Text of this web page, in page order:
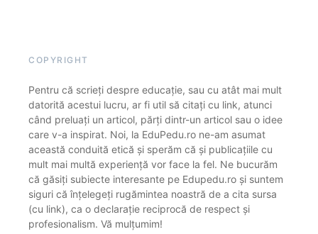
COPYRIGHT
Pentru că scrieți despre educație, sau cu atât mai mult
datorită acestui lucru, ar fi util să citați cu link, atunci
când preluați un articol, părți dintr-un articol sau o idee
care v-a inspirat. Noi, la EduPedu.ro ne-am asumat
această conduită etică și sperăm că și publicațiile cu
mult mai multă experiență vor face la fel. Ne bucurăm
că găsiți subiecte interesante pe Edupedu.ro și suntem
siguri că înțelegeți rugămintea noastră de a cita sursa
(cu link), ca o declarație reciprocă de respect și
profesionalism. Vă mulțumim!